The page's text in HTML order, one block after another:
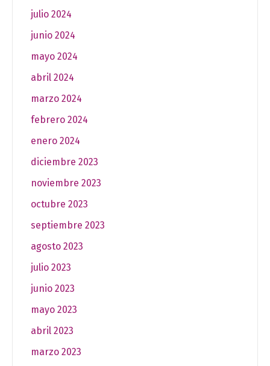
julio 2024
junio 2024
mayo 2024
abril 2024
marzo 2024
febrero 2024
enero 2024
diciembre 2023
noviembre 2023
octubre 2023
septiembre 2023
agosto 2023
julio 2023
junio 2023
mayo 2023
abril 2023
marzo 2023